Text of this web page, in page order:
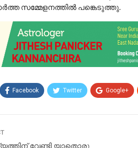
സമ്മേളനത്തില്‍ പങ്കെടുത്തു.
Facebook Twitter Google+
വേണ്ടി യാതൊരു